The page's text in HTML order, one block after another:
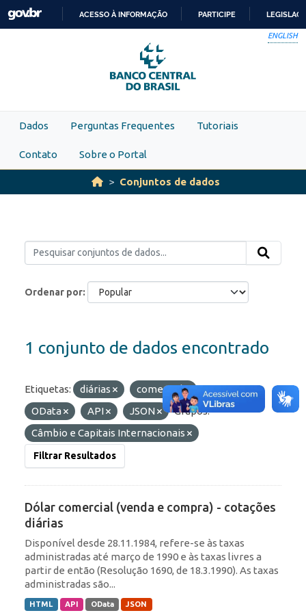
Skip to main content
PARA
O
CONTEÚDO
ACESSO À INFORMAÇÃO PARTICIPE
ENGLISH
Dados Perguntas Frequentes Tutoriais
Contato Sobre o Portal
Conjuntos de dados
Ordenar por
1 conjunto de dados encontrado
Etiquetas: diárias comercial
Formatos:
OData
API JSON
Grupos:
Câmbio e Capitais Internacionais
Filtrar Resultados
Dólar comercial (venda e compra) - cotações
diárias
Disponível desde 28.11.1984, refere-se às taxas
administradas até março de 1990 e às taxas livres a
partir de então (Resolução 1690, de 18.3.1990). As taxas
administradas são...
HTML API OData JSON